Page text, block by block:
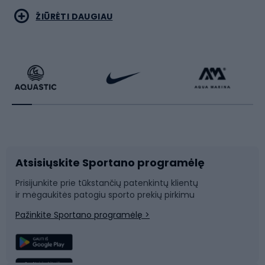
Bėgimas
Dviratininkų apranga
Dviračių dalys
Laipiojimas
Žvejyba
Koviniai sportai
Rakečių sportas
Rogutės ir čiuožynės
Snieglenčių sportas
Plaukimas
ŽIŪRĖTI DAUGIAU
Atsisiųskite Sportano programėlę
Prisijunkite prie tūkstančių patenkintų klientų
ir mėgaukitės patogiu sporto prekių pirkimu
Pažinkite Sportano programėlę >